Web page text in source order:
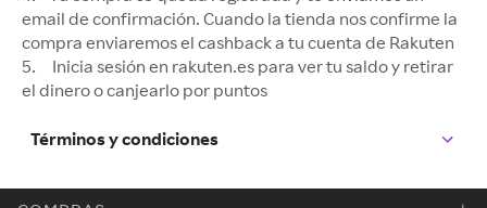
email de confirmación. Cuando la tienda nos confirme la
compra enviaremos el cashback a tu cuenta de Rakuten
5. Inicia sesión en rakuten.es para ver tu saldo y retirar
el dinero o canjearlo por puntos
Términos y condiciones